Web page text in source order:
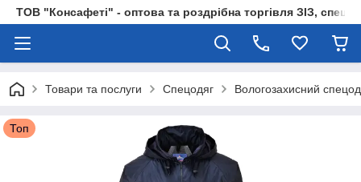
ТОВ "Консафеті" - оптова та роздрібна торгівля ЗІЗ,
Товари та послуги Спецодяг Вологозахисний
Топ